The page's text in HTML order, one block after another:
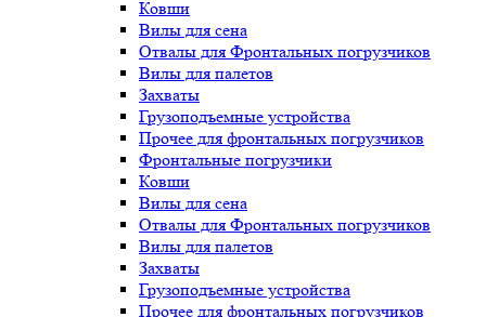
Ковши
Вилы для сена
Отвалы для Фронтальных погрузчиков
Вилы для палетов
Захваты
Грузоподъемные устройства
Прочее для фронтальных погрузчиков
Фронтальные погрузчики
Ковши
Вилы для сена
Отвалы для Фронтальных погрузчиков
Вилы для палетов
Захваты
Грузоподъемные устройства
Прочее для фронтальных погрузчиков